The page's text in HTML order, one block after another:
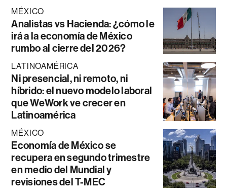
MÉXICO
Analistas vs Hacienda: ¿cómo le
irá a la economía de México
rumbo al cierre del 2026?
LATINOAMÉRICA
Ni presencial, ni remoto, ni
híbrido: el nuevo modelo laboral
que WeWork ve crecer en
Latinoamérica
MÉXICO
Economía de México se
recupera en segundo trimestre
en medio del Mundial y
revisiones del T-MEC